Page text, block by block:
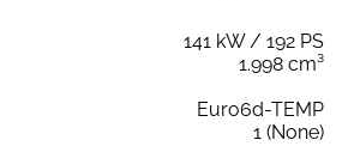
141 kW / 192 PS
1.998 cm³
Euro6d-TEMP
1 (None)